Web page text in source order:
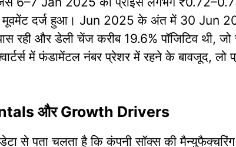
मूवमेंट दर्ज हुआ। Jun 2025 के अंत में 30 Jun
रही और डेली चेंज करीब 19.6% पॉजिटिव थी,
में फंडामेंटल नंबर प्रेशर में रहने के बावजूद, लो
और Growth Drivers
से पता चलता है कि कंपनी सॉक्स की